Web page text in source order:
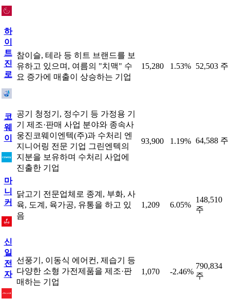
하
이
트
진
로
참이슬, 테라 등 히트 브랜드를 보
유하고 있으며, 여름의 "치맥" 수
요 증가에 매출이 상승하는 기업
15,280 1.53% 52,503 주
코
웨
이
공기 청정기, 정수기 등 가정용 기
기 제조·판매 사업 분야와 종속사
웅진코웨이엔텍(주)과 수처리 엔
지니어링 전문 기업 그린엔텍의
지분을 보유하며 수처리 사업에
진출한 기업
93,900 1.19% 64,588 주
마
니
커
닭고기 전문업체로 종계, 부화, 사
육, 도계, 육가공, 유통을 하고 있
음
1,209 6.05%
148,510
주
신
일
전
자
선풍기, 이동식 에어컨, 제습기 등
다양한 소형 가전제품을 제조·판
매하는 기업
1,070 -2.46%
790,834
주